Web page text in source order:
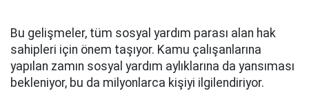
Bu gelişmeler, tüm sosyal yardım parası alan hak
sahipleri için önem taşıyor. Kamu çalışanlarına
yapılan zamın sosyal yardım aylıklarına da yansıması
bekleniyor, bu da milyonlarca kişiyi ilgilendiriyor.